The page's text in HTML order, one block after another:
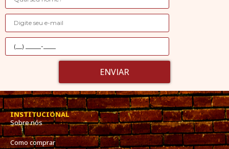
ENVIAR
INSTITUCIONAL
Sobre nós
Como comprar